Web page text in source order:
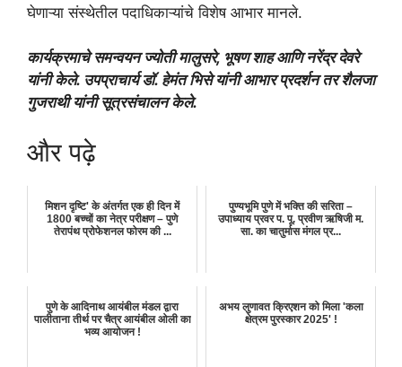
घेणाऱ्या संस्थेतील पदाधिकाऱ्यांचे विशेष आभार मानले.
कार्यक्रमाचे समन्वयन ज्योती मालुसरे, भूषण शाह आणि नरेंद्र देवरे
यांनी केले. उपप्राचार्य डॉ. हेमंत भिसे यांनी आभार प्रदर्शन तर शैलजा
गुजराथी यांनी सूत्रसंचालन केले.
और पढ़े
मिशन दृष्टि' के अंतर्गत एक ही दिन में
1800 बच्चों का नेत्र परीक्षण – पुणे
तेरापंथ प्रोफेशनल फोरम की ...
पुण्यभूमि पुणे में भक्ति की सरिता –
उपाध्याय प्रवर प. पू. प्रवीण ऋषिजी म.
सा. का चातुर्मास मंगल प्र...
पुणे के आदिनाथ आयंबील मंडल द्वारा
पालीताना तीर्थ पर चैत्र आयंबील ओली का
भव्य आयोजन !
अभय लुणावत क्रिएशन को मिला 'कला
क्षेत्रम पुरस्कार 2025' !